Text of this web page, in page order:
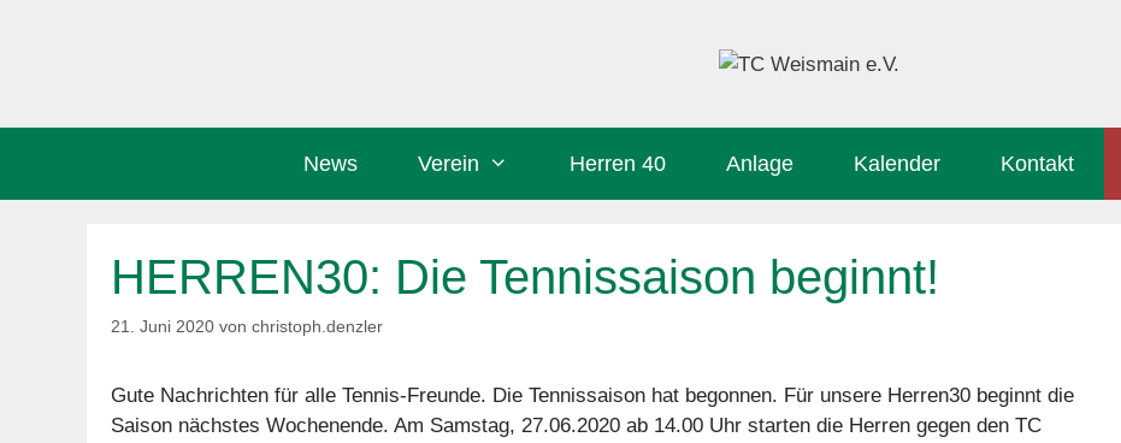
News Verein Herren 40 Anlage Kalender Kontakt
HERREN30: Die Tennissaison beginnt!
21. Juni 2020 von christoph.denzler
Gute Nachrichten für alle Tennis-Freunde. Die Tennissaison hat begonnen. Für unsere Herren30 beginnt die
Saison nächstes Wochenende. Am Samstag, 27.06.2020 ab 14.00 Uhr starten die Herren gegen den TC